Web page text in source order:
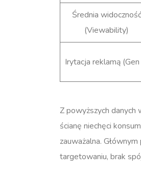
Średnia widoczność
(Viewability)
Irytacja reklamą (Gen
Z powyższych danych
ścianę niechęci
zauważalna.
targetowaniu, brak